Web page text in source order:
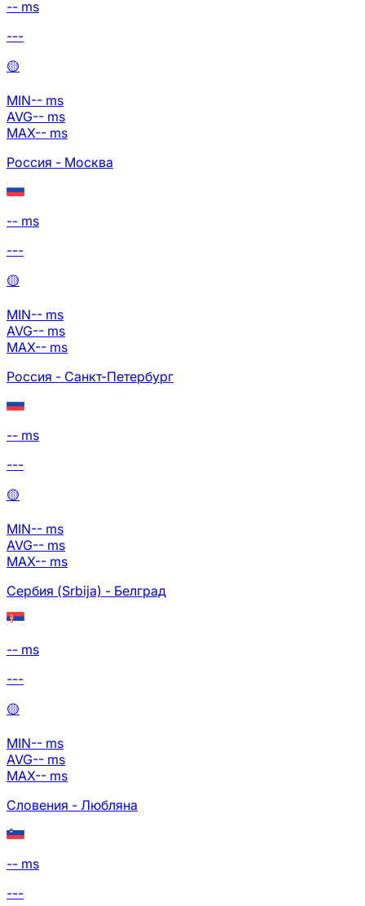
-- ms
---
🟡
MIN-- ms
AVG-- ms
MAX-- ms
Россия - Москва
-- ms
---
🟡
MIN-- ms
AVG-- ms
MAX-- ms
Россия - Санкт-Петербург
-- ms
---
🟡
MIN-- ms
AVG-- ms
MAX-- ms
Сербия (Srbija) - Белград
-- ms
---
🟡
MIN-- ms
AVG-- ms
MAX-- ms
Словения - Любляна
-- ms
---